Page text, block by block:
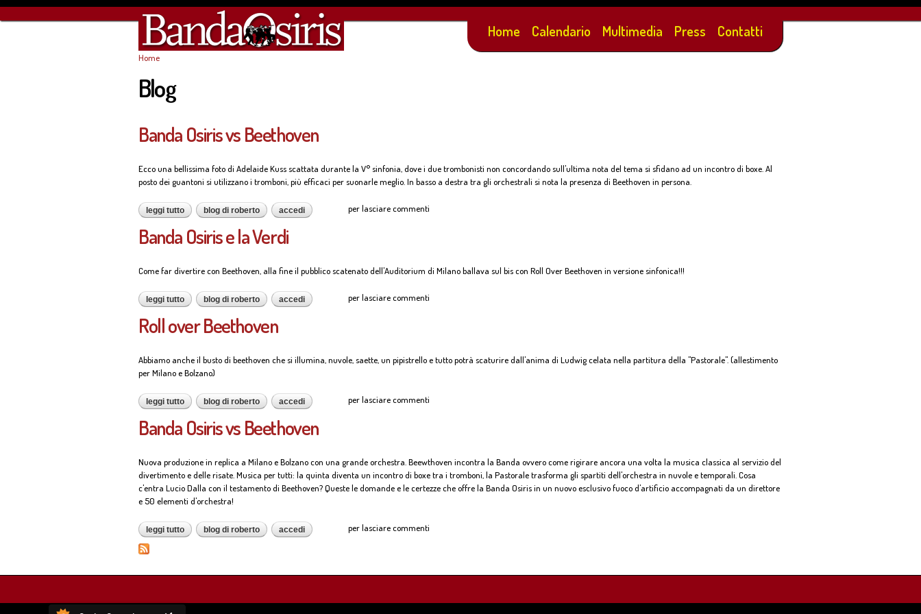
Salta al
contenuto
Home Calendario Multimedia Press Contatti
Tu sei qui
Home
Blog
Banda Osiris vs Beethoven
Ecco una bellissima foto di Adelaide Kuss scattata durante la V° sinfonia, dove i due trombonisti non concordando sull'ultima nota del tema si sfidano ad un incontro di boxe. Al
posto dei guantoni si utilizzano i tromboni, più efficaci per suonarle meglio. In basso a destra tra gli orchestrali si nota la presenza di Beethoven in persona.
leggi tutto su banda osiris vs beethoven
blog di roberto accedi per lasciare commenti
Banda Osiris e la Verdi
Come far divertire con Beethoven, alla fine il pubblico scatenato dell'Auditorium di Milano ballava sul bis con Roll Over Beethoven in versione sinfonica!!!
leggi tutto su banda osiris e la verdi
blog di roberto accedi per lasciare commenti
Roll over Beethoven
Abbiamo anche il busto di beethoven che si illumina, nuvole, saette, un pipistrello e tutto potrà scaturire dall'anima di Ludwig celata nella partitura della "Pastorale". (allestimento
per Milano e Bolzano)
leggi tutto su roll over beethoven
blog di roberto accedi per lasciare commenti
Banda Osiris vs Beethoven
Nuova produzione in replica a Milano e Bolzano con una grande orchestra. Beewthoven incontra la Banda ovvero come rigirare ancora una volta la musica classica al servizio del
divertimento e delle risate. Musica per tutti: la quinta diventa un incontro di boxe tra i tromboni, la Pastorale trasforma gli spartiti dell'orchestra in nuvole e temporali. Cosa
c'entra Lucio Dalla con il testamento di Beethoven? Queste le domande e le certezze che offre la Banda Osiris in un nuovo esclusivo fuoco d'artificio accompagnati da un direttore
e 50 elementi d'orchestra!
leggi tutto su banda osiris vs beethoven
blog di roberto accedi per lasciare commenti